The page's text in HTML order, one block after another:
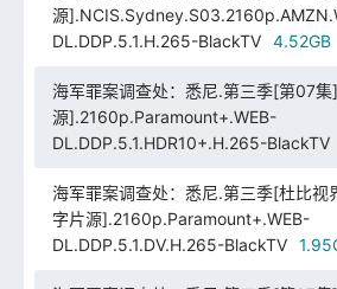
源
DL.DDP.5.1.H.265-BlackTV
4.52GB
海军罪案调查处：悉尼.第三季[第07
源].2160p.Paramount+.WEB-
DL.DDP.5.1.HDR10+.H.265-BlackTV
海军罪案调查处：悉尼.第三季[杜比
字片源].2160p.Paramount+.WEB-
DL.DDP.5.1.DV.H.265-BlackTV